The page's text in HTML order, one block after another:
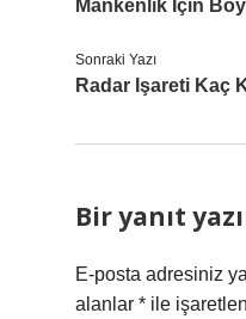
Mankenlik Için
Sonraki Yazı
Radar Işareti Kaç
Bir yanıt
E-posta adresiniz
alanlar * ile